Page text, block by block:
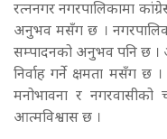
रत्ननगर नगरपालिकामा
अनुभव मसँग छ ।
सम्पादनको अनुभव पनि छ ।
निर्वाह गर्ने क्षमता मसँग छ ।
मनोभावना र
आत्मविश्वास छ ।